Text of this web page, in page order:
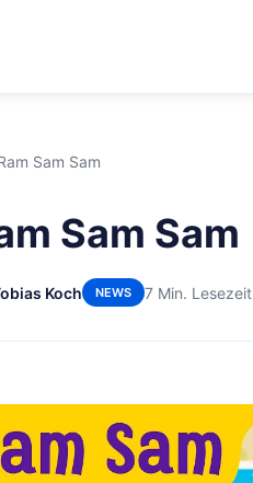
Sam Sam
Sam Sam
Koch NEWS 7 Min. Lesezeit